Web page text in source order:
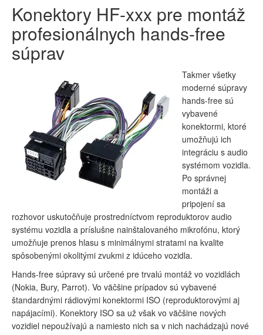
Konektory HF-xxx pre montáž
profesionálnych hands-free
súprav
Takmer všetky
moderné súpravy
hands-free sú
vybavené
konektormi, ktoré
umožňujú ich
integráciu s audio
systémom vozidla.
Po správnej
montáži a
pripojení sa
rozhovor uskutočňuje prostredníctvom reproduktorov audio
systému vozidla a príslušne nainštalovaného mikrofónu, ktorý
umožňuje prenos hlasu s minimálnymi stratami na kvalite
spôsobenými okolitými zvukmi z idúceho vozidla.
Hands-free súpravy sú určené pre trvalú montáž vo vozidlách
(Nokia, Bury, Parrot). Vo väčšine prípadov sú vybavené
štandardnými rádiovými konektormi ISO (reproduktorovými aj
napájacími). Konektory ISO sa už však vo väčšine nových
vozidiel nepoužívajú a namiesto nich sa v nich nachádzajú nové